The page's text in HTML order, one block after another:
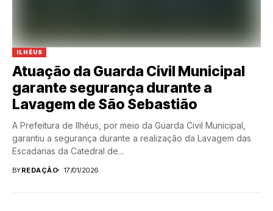
ILHÉUS
Atuação da Guarda Civil Municipal
garante segurança durante a
Lavagem de São Sebastião
A Prefeitura de Ilhéus, por meio da Guarda Civil Municipal,
garantiu a segurança durante a realização da Lavagem das
Escadarias da Catedral de...
BYREDAÇÃO 17/01/2026